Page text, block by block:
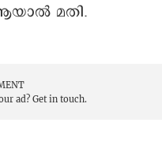
മതി.
ad? Get in touch.